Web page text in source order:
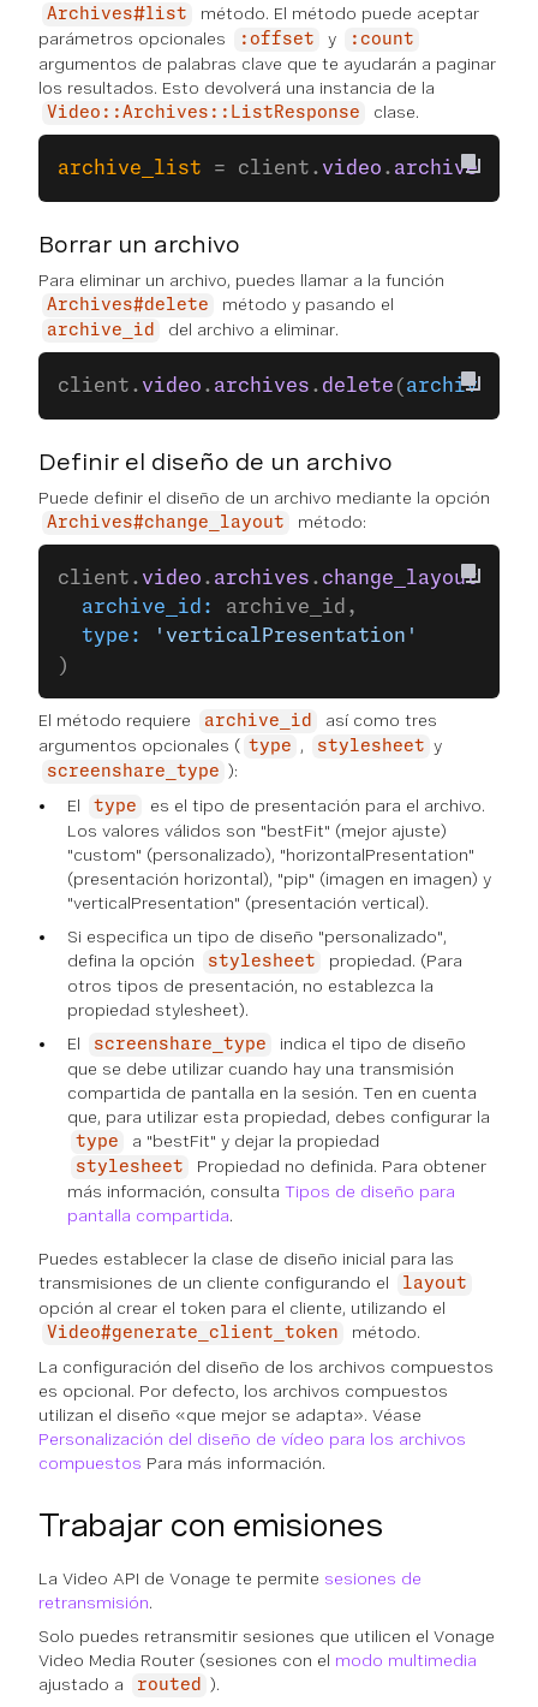
Archives#list
método. El método puede aceptar
parámetros opcionales
:offset y :count
argumentos de palabras clave que te ayudarán a paginar
los resultados. Esto devolverá una instancia de la
Video::Archives::ListResponse clase.
archive_list = client. video . archives
Borrar un archivo
Para eliminar un archivo, puedes llamar a la función
Archives#delete método y pasando el
archive_id del archivo a eliminar.
client. video . archives . delete ( archive_id:
Definir el diseño de un archivo
Puede definir el diseño de un archivo mediante la opción
Archives#change_layout método:
client. video . archives . change_layout(
  archive_id:
archive_id,
  type:
'verticalPresentation'
)
El método requiere archive_id
así como tres
argumentos opcionales ( type , stylesheet y
screenshare_type ):
El
type
es el tipo de presentación para el archivo.
Los valores válidos son "bestFit" (mejor ajuste)
"custom" (personalizado), "horizontalPresentation"
(presentación horizontal), "pip" (imagen en imagen) y
"verticalPresentation" (presentación vertical).
Si especifica un tipo de diseño "personalizado",
defina la opción
stylesheet
propiedad. (Para
otros tipos de presentación, no establezca la
propiedad stylesheet).
El
screenshare_type
indica el tipo de diseño
que se debe utilizar cuando hay una transmisión
compartida de pantalla en la sesión. Ten en cuenta
que, para utilizar esta propiedad, debes configurar la
type a "bestFit" y dejar la propiedad
stylesheet
Propiedad no definida. Para obtener
más información, consulta Tipos de diseño para
pantalla compartida.
Puedes establecer la clase de diseño inicial para las
transmisiones de un cliente configurando el
layout
opción al crear el token para el cliente, utilizando el
Video#generate_client_token
método.
La configuración del diseño de los archivos compuestos
es opcional. Por defecto, los archivos compuestos
utilizan el diseño «que mejor se adapta». Véase
Personalización del diseño de vídeo para los archivos
compuestos Para más información.
Trabajar con emisiones
La Video API de Vonage te permite sesiones de
retransmisión.
Solo puedes retransmitir sesiones que utilicen el Vonage
Video Media Router (sesiones con el modo multimedia
ajustado a
routed ).